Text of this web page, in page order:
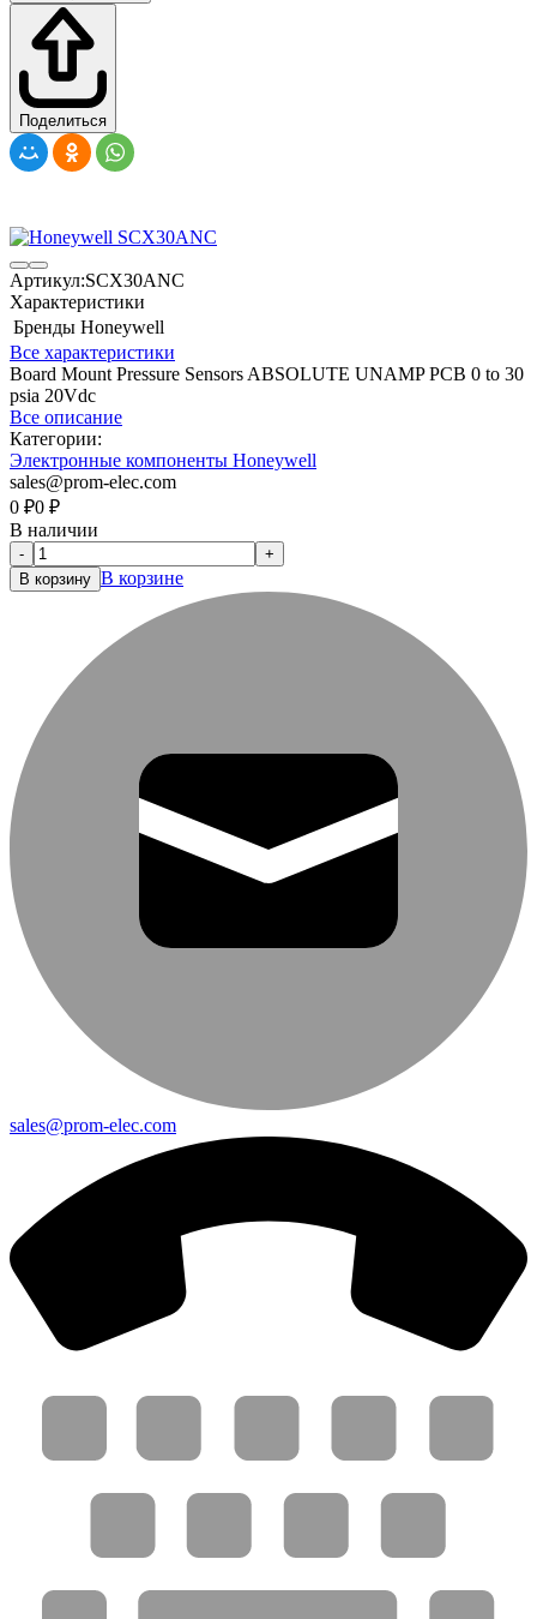
Поделиться
Артикул:SCX30ANC
Характеристики
Бренды Honeywell
Все характеристики
Board Mount Pressure Sensors ABSOLUTE UNAMP PCB 0 to 30
psia 20Vdc
Все описание
Категории:
Электронные компоненты Honeywell
sales@prom-elec.com
0 ₽0 ₽
В наличии
-
+
В корзину В корзине
sales@prom-elec.com